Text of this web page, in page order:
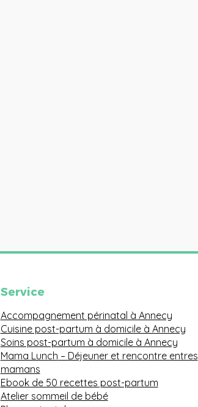
Service
Accompagnement périnatal à Annecy
Cuisine post-partum à domicile à Annecy
Soins post-partum à domicile à Annecy
Mama Lunch – Déjeuner et rencontre entres
mamans
Ebook de 50 recettes post-partum
Atelier sommeil de bébé